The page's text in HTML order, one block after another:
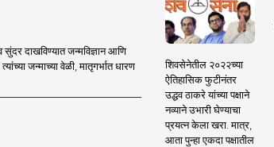
दाखविण्यात जन्मविज्ञान आणि
जन्माच्या वेळी, मातृगर्भात धारण
शिवसेनेतील २०२२च्या
ऐतिहासिक फुटीनंतर
उद्धव ठाकरे यांच्या पक्षाने
नव्याने उभारी घेण्याचा
प्रयत्न केला खरा. मात्र,
आता पुन्हा एकदा पक्षातील